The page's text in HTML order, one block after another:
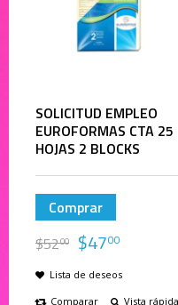
SOLICITUD EMPLEO
EUROFORMAS CTA 25
HOJAS 2 BLOCKS
Comprar
$5200 $4700
Lista de deseos
Comparar
Vista rápida